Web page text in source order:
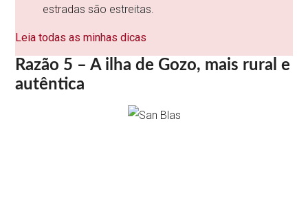
estradas são estreitas.
Leia todas as minhas dicas
Razão 5 – A ilha de Gozo, mais rural e
autêntica